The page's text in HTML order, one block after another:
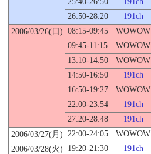
26:50-28:20
191ch
2006/03/26(日) 08:15-09:45 WOWOW
09:45-11:15
WOWOW
13:10-14:50
WOWOW
14:50-16:50
191ch
16:50-19:27
WOWOW
22:00-23:54
191ch
27:20-28:48
191ch
2006/03/27(月)
22:00-24:05 WOWOW
2006/03/28(火)
19:20-21:30 191ch